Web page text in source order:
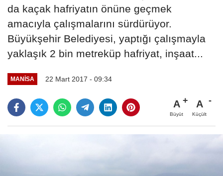
da kaçak hafriyatın önüne geçmek
amacıyla çalışmalarını sürdürüyor.
Büyükşehir Belediyesi, yaptığı çalışmayla
yaklaşık 2 bin metreküp hafriyat, inşaat...
MANISA 22 Mart 2017 - 09:34
A
Büyüt
A
Küçült